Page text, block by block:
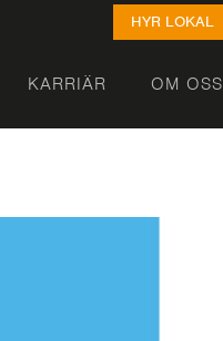
HYR LOKAL
KARRIÄR OM OSS